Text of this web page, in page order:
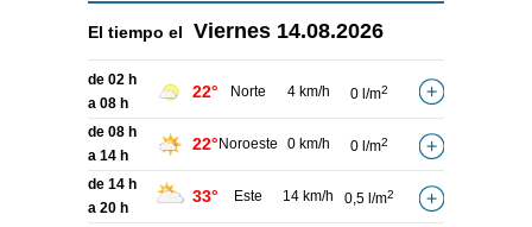
El tiempo el Viernes 14.08.2026
de 02 h
a 08 h
22° Norte 4 km/h 0 l/m2
de 08 h
a 14 h
22° Noroeste 0 km/h 0 l/m2
de 14 h
a 20 h
33° Este 14 km/h 0,5 l/m2